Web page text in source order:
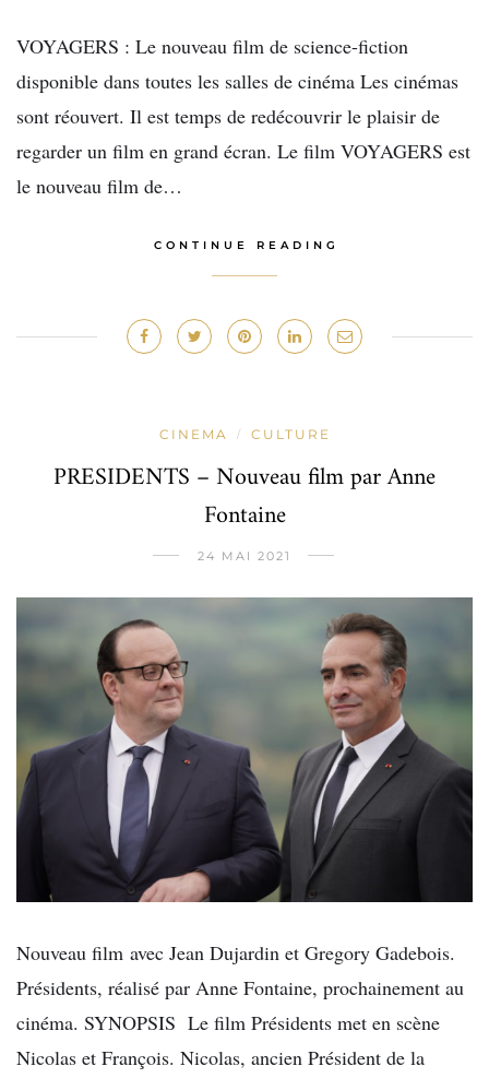
VOYAGERS : Le nouveau film de science-fiction
disponible dans toutes les salles de cinéma Les cinémas
sont réouvert. Il est temps de redécouvrir le plaisir de
regarder un film en grand écran. Le film VOYAGERS est
le nouveau film de…
CONTINUE READING
CINEMA / CULTURE
PRESIDENTS – Nouveau film par Anne
Fontaine
24 MAI 2021
Nouveau film avec Jean Dujardin et Gregory Gadebois.
Présidents, réalisé par Anne Fontaine, prochainement au
cinéma. SYNOPSIS Le film Présidents met en scène
Nicolas et François. Nicolas, ancien Président de la